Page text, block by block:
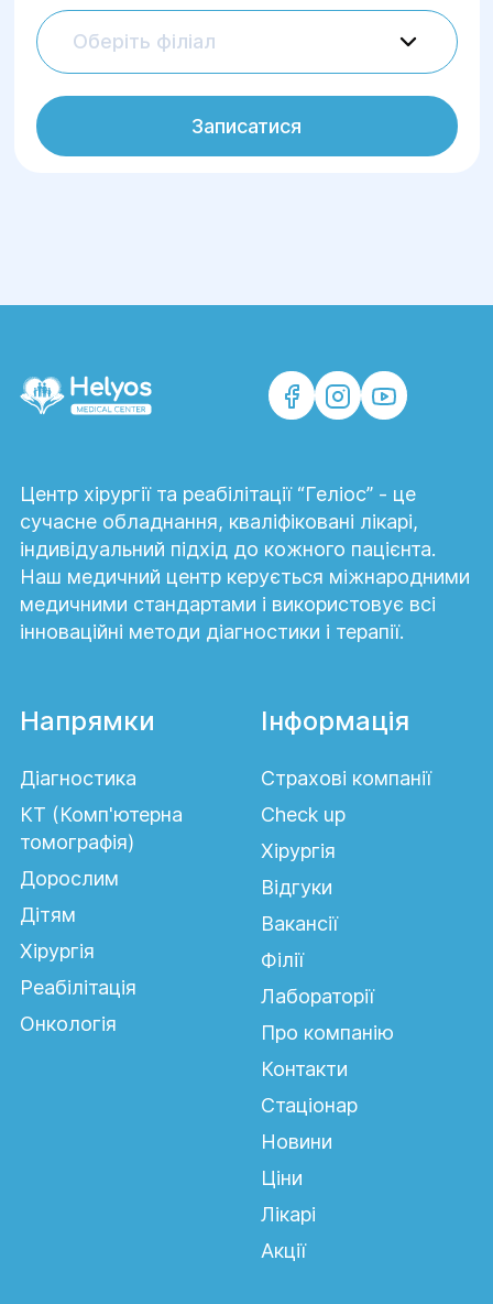
Оберіть філіал
Записатися
Центр хірургії та реабілітації “Геліос” - це
сучасне обладнання, кваліфіковані лікарі,
індивідуальний підхід до кожного пацієнта.
Наш медичний центр керується міжнародними
медичними стандартами і використовує всі
інноваційні методи діагностики і терапії.
Напрямки
Діагностика
КТ (Комп'ютерна
томографія)
Дорослим
Дітям
Хірургія
Реабілітація
Онкологія
Інформація
Страхові компанії
Сheck up
Хірургія
Відгуки
Вакансії
Філії
Лабораторії
Про компанію
Контакти
Стаціонар
Новини
Ціни
Лікарі
Акції